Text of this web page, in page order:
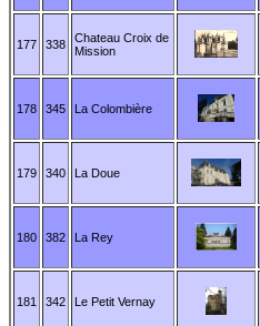
177 338
Chateau Croix de
Mission
178 345 La Colombière
179 340 La Doue
180 382 La Rey
181 342 Le Petit Vernay